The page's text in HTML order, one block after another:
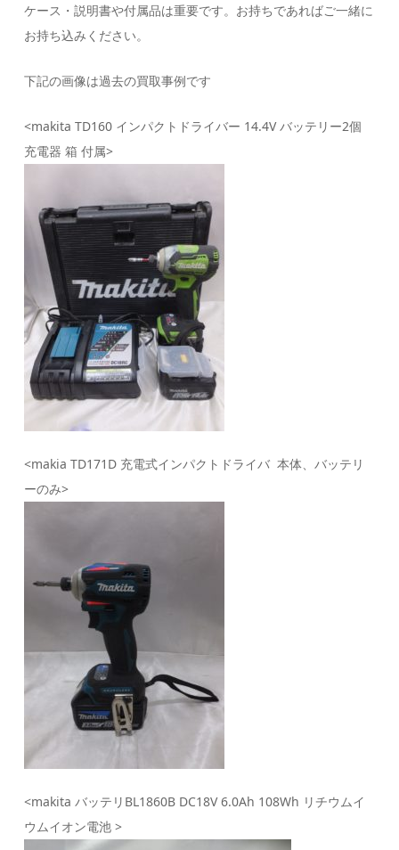
ケース・説明書や付属品は重要です。お持ちであればご一緒に
お持ち込みください。
下記の画像は過去の買取事例です
<makita TD160 インパクトドライバー 14.4V バッテリー2個
充電器 箱 付属>
<makia TD171D 充電式インパクトドライバ 本体、バッテリ
ーのみ>
<makita バッテリBL1860B DC18V 6.0Ah 108Wh リチウムイ
ウムイオン電池 >